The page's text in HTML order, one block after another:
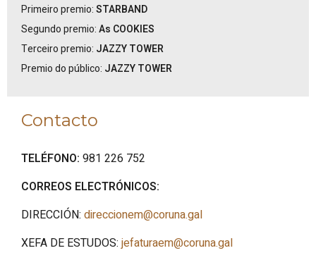
Primeiro premio:STARBAND
Segundo premio:As COOKIES
Terceiro premio: JAZZY TOWER
Premio do público: JAZZY TOWER
Contacto
TELÉFONO: 981 226 752
CORREOS ELECTRÓNICOS:
DIRECCIÓN: direccionem@coruna.gal
XEFA DE ESTUDOS: jefaturaem@coruna.gal